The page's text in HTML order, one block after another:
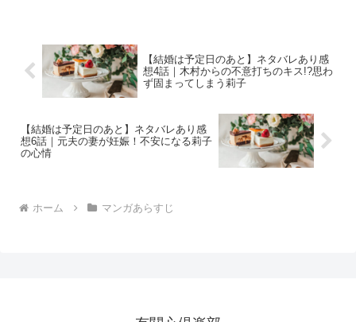
【結婚は予定日のあと】ネタバレあり感
想4話｜木村からの不意打ちのキス!?思わ
ず固まってしまう莉子
【結婚は予定日のあと】ネタバレあり感
想6話｜元夫の妻が妊娠！不安になる莉子
の心情
ホーム マンガあらすじ